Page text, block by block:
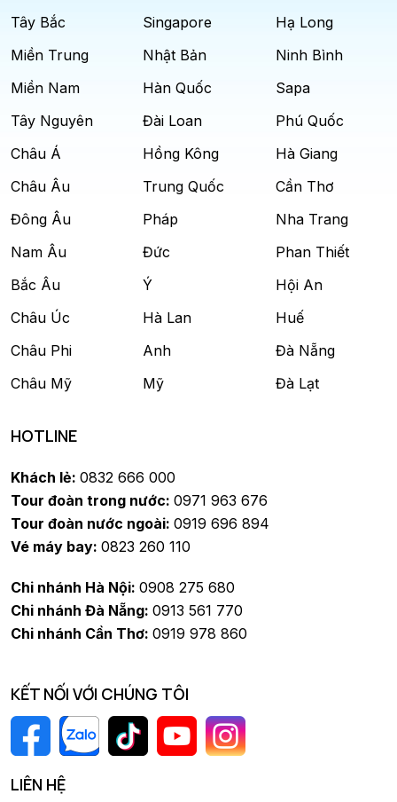
Tây Bắc
Miền Trung
Miền Nam
Tây Nguyên
Châu Á
Châu Âu
Đông Âu
Nam Âu
Bắc Âu
Châu Úc
Châu Phi
Châu Mỹ
Singapore
Nhật Bản
Hàn Quốc
Đài Loan
Hồng Kông
Trung Quốc
Pháp
Đức
Ý
Hà Lan
Anh
Mỹ
Hạ Long
Ninh Bình
Sapa
Phú Quốc
Hà Giang
Cần Thơ
Nha Trang
Phan Thiết
Hội An
Huế
Đà Nẵng
Đà Lạt
HOTLINE
Khách lẻ: 0832 666 000
Tour đoàn trong nước: 0971 963 676
Tour đoàn nước ngoài: 0919 696 894
Vé máy bay: 0823 260 110
Chi nhánh Hà Nội: 0908 275 680
Chi nhánh Đà Nẵng: 0913 561 770
Chi nhánh Cần Thơ: 0919 978 860
KẾT NỐI VỚI CHÚNG TÔI
LIÊN HỆ